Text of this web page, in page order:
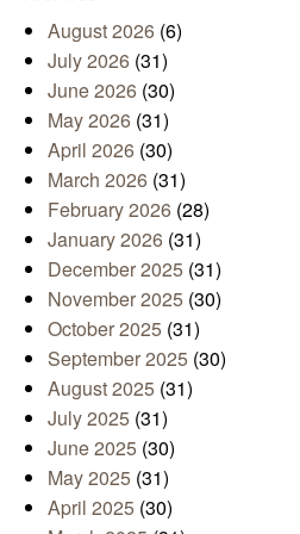
August 2026 (6)
July 2026 (31)
June 2026 (30)
May 2026 (31)
April 2026 (30)
March 2026 (31)
February 2026 (28)
January 2026 (31)
December 2025 (31)
November 2025 (30)
October 2025 (31)
September 2025 (30)
August 2025 (31)
July 2025 (31)
June 2025 (30)
May 2025 (31)
April 2025 (30)